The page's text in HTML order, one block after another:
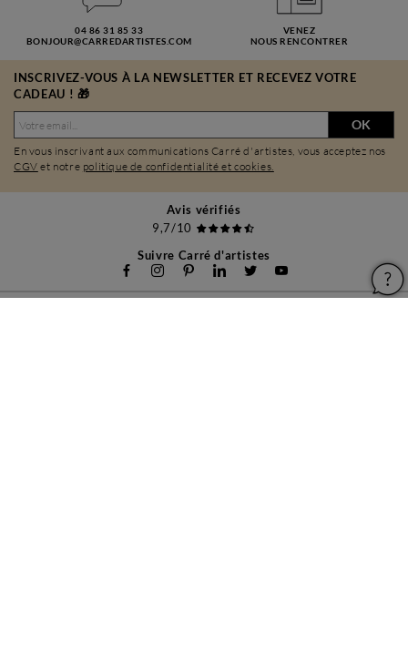
04 86 31 85 33
BONJOUR@CARREDARTISTES.COM
VENEZ
NOUS RENCONTRER
INSCRIVEZ-VOUS À LA NEWSLETTER ET RECEVEZ VOTRE
CADEAU ! 🎁
OK
En vous inscrivant aux communications Carré d'artistes, vous acceptez nos
CGV et notre politique de confidentialité et cookies.
Avis vérifiés
9,7/10
Suivre Carré d'artistes